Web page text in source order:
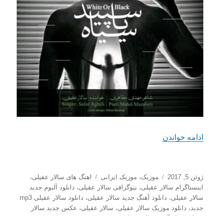
ادامه خواندن
ارسال
شده
در
ژوئن 5, 2017 دسته‌ها
موزیک، موزیک ایرانی برچسب‌ها
اهنگ های سالار عقیلی،
اینستاگرام سالار عقیلی، بیوگرافی سالار عقیلی، دانلود آلبوم جدید
سالار عقیلی، دانلود آهنگ جدید سالار عقیلی،
دانلود سالار عقیلی mp3
جدید، دانلود موزیک سالار عقیلی، سالار عقیلی، عکس جدید سالار